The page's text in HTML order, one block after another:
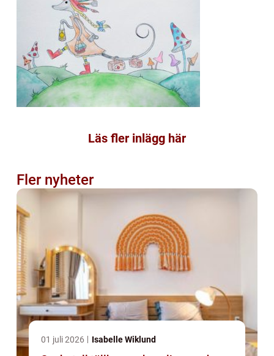
Läs fler inlägg här
Fler nyheter
01 juli 2026 Isabelle Wiklund